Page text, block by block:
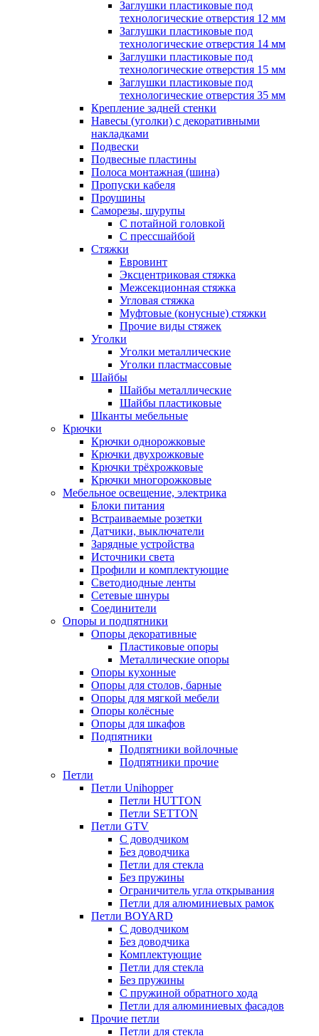
Заглушки пластиковые под
технологические отверстия 12 мм
Заглушки пластиковые под
технологические отверстия 14 мм
Заглушки пластиковые под
технологические отверстия 15 мм
Заглушки пластиковые под
технологические отверстия 35 мм
Крепление задней стенки
Навесы (уголки) с декоративными
накладками
Подвески
Подвесные пластины
Полоса монтажная (шина)
Пропуски кабеля
Проушины
Саморезы, шурупы
С потайной головкой
С прессшайбой
Стяжки
Евровинт
Эксцентриковая стяжка
Межсекционная стяжка
Угловая стяжка
Муфтовые (конусные) стяжки
Прочие виды стяжек
Уголки
Уголки металлические
Уголки пластмассовые
Шайбы
Шайбы металлические
Шайбы пластиковые
Шканты мебельные
Крючки
Крючки однорожковые
Крючки двухрожковые
Крючки трёхрожковые
Крючки многорожковые
Мебельное освещение, электрика
Блоки питания
Встраиваемые розетки
Датчики, выключатели
Зарядные устройства
Источники света
Профили и комплектующие
Светодиодные ленты
Сетевые шнуры
Соединители
Опоры и подпятники
Опоры декоративные
Пластиковые опоры
Металлические опоры
Опоры кухонные
Опоры для столов, барные
Опоры для мягкой мебели
Опоры колёсные
Опоры для шкафов
Подпятники
Подпятники войлочные
Подпятники прочие
Петли
Петли Unihopper
Петли HUTTON
Петли SETTON
Петли GTV
С доводчиком
Без доводчика
Петли для стекла
Без пружины
Ограничитель угла открывания
Петли для алюминиевых рамок
Петли BOYARD
С доводчиком
Без доводчика
Комплектующие
Петли для стекла
Без пружины
С пружиной обратного хода
Петли для алюминиевых фасадов
Прочие петли
Петли для стекла